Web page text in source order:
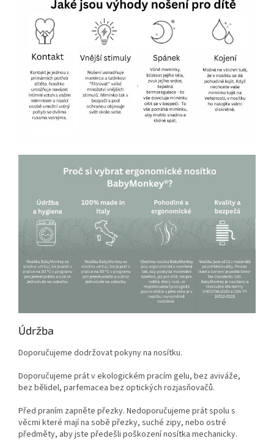
Údržba
Doporučujeme dodržovat pokyny na nosítku.
Doporučujeme prát v ekologickém pracím gelu, bez aviváže,
bez bělidel, parfemacea bez optických rozjasňovačů.
Před praním zapněte přezky. Nedoporučujeme prát spolu s
věcmi které mají na sobě přezky, suché zipy, nebo ostré
předměty, aby jste předešli poškození nosítka mechanicky.